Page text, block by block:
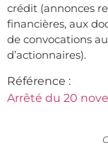
crédit (annonces
financières, aux
de convocations
d’actionnaires).
Référence :
Arrêté du 20